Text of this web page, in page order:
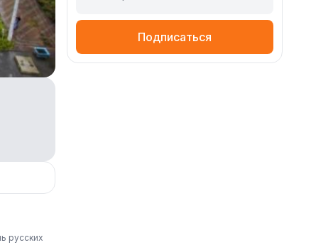
русских
Подписаться